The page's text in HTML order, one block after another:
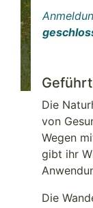
Die
von
Wegen
gibt ihr
Die